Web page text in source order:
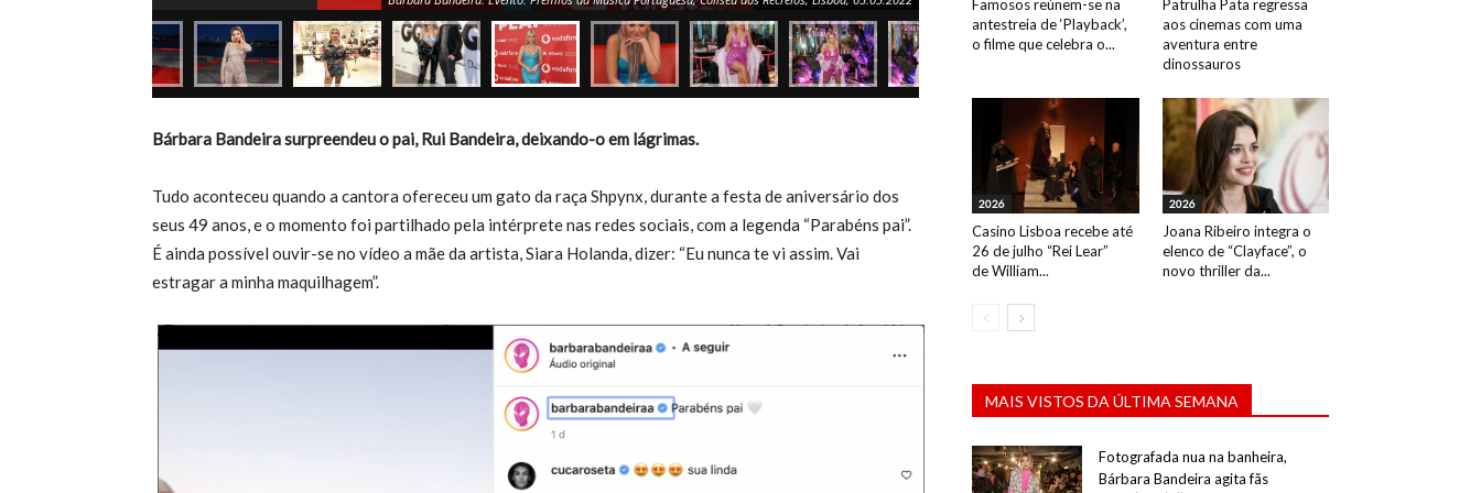
Bárbara Bandeira surpreendeu o pai, Rui Bandeira, deixando-o em lágrimas.
Tudo aconteceu quando a cantora ofereceu um gato da raça Shpynx, durante a festa de aniversário dos
seus 49 anos, e o momento foi partilhado pela intérprete nas redes sociais, com a legenda “Parabéns pai”.
É ainda possível ouvir-se no vídeo a mãe da artista, Siara Holanda, dizer: “Eu nunca te vi assim. Vai
estragar a minha maquilhagem”.
Famosos reúnem-se na
antestreia de ‘Playback’,
o filme que celebra o...
Patrulha Pata regressa
aos cinemas com uma
aventura entre
dinossauros
2026
Casino Lisboa recebe até
26 de julho “Rei Lear”
de William...
2026
Joana Ribeiro integra o
elenco de “Clayface”, o
novo thriller da...
MAIS VISTOS DA ÚLTIMA SEMANA
Fotografada nua na banheira,
Bárbara Bandeira agita fãs